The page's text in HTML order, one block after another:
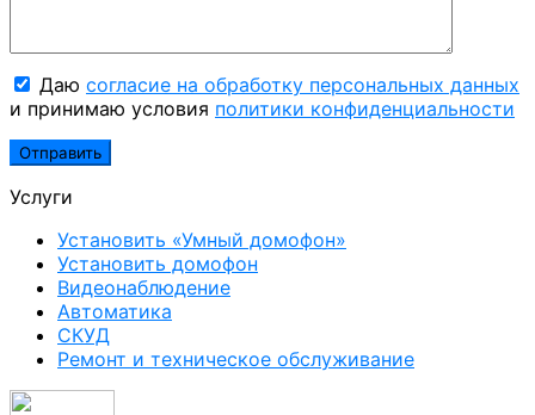
Даю согласие на обработку персональных данных
и принимаю условия политики конфиденциальности
Услуги
Установить «Умный домофон»
Установить домофон
Видеонаблюдение
Автоматика
СКУД
Ремонт и техническое обслуживание